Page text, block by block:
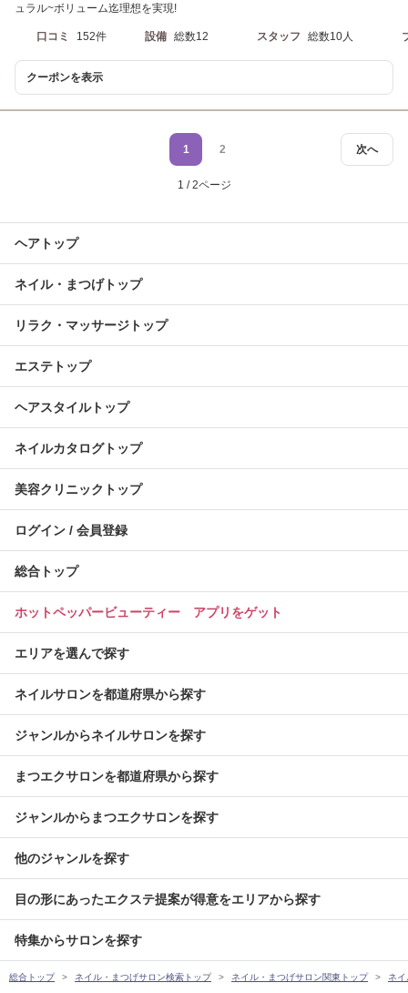
ュラル~ボリューム迄理想を実現!
口コミ 152件 設備 総数12 スタッフ 総数10人
クーポンを表示
次へ
1 2
1 / 2ページ
ヘアトップ
ネイル・まつげトップ
リラク・マッサージトップ
エステトップ
ヘアスタイルトップ
ネイルカタログトップ
美容クリニックトップ
ログイン / 会員登録
総合トップ
ホットペッパービューティー アプリをゲット
エリアを選んで探す
ネイルサロンを都道府県から探す
ジャンルからネイルサロンを探す
まつエクサロンを都道府県から探す
ジャンルからまつエクサロンを探す
他のジャンルを探す
目の形にあったエクステ提案が得意をエリアから探す
特集からサロンを探す
総合トップ ネイル・まつげサロン検索トップ ネイル・まつげサロン関東トップ ネ